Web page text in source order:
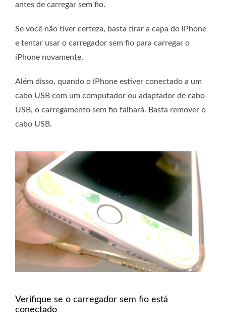
antes de carregar sem fio.
Se você não tiver certeza, basta tirar a capa do iPhone
e tentar usar o carregador sem fio para carregar o
iPhone novamente.
Além disso, quando o iPhone estiver conectado a um
cabo USB com um computador ou adaptador de cabo
USB, o carregamento sem fio falhará. Basta remover o
cabo USB.
Verifique se o carregador sem fio está
conectado